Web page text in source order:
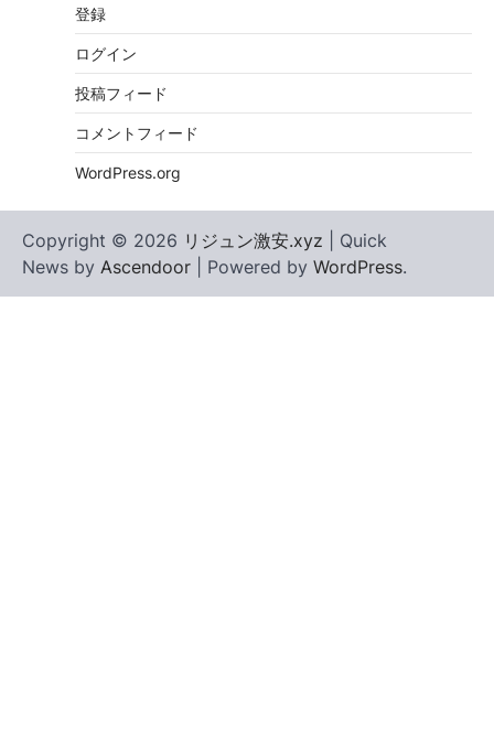
登録
ログイン
投稿フィード
コメントフィード
WordPress.org
Copyright © 2026 リジュン激安.xyz | Quick
News by Ascendoor | Powered by WordPress.